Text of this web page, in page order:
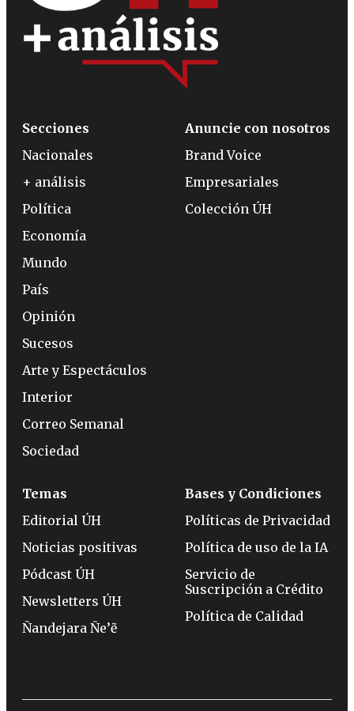
Secciones
Nacionales
+ análisis
Política
Economía
Mundo
País
Opinión
Sucesos
Arte y Espectáculos
Interior
Correo Semanal
Sociedad
Anuncie con nosotros
Brand Voice
Empresariales
Colección ÚH
Temas
Editorial ÚH
Noticias positivas
Pódcast ÚH
Newsletters ÚH
Ñandejara Ñe’ẽ
Bases y Condiciones
Políticas de Privacidad
Política de uso de la IA
Servicio de
Suscripción a Crédito
Política de Calidad